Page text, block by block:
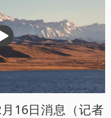
播
放
16日消息（记者